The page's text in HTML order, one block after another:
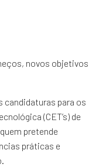
novos objetivos
candidaturas para os
(CET’s) de
pretende
práticas e